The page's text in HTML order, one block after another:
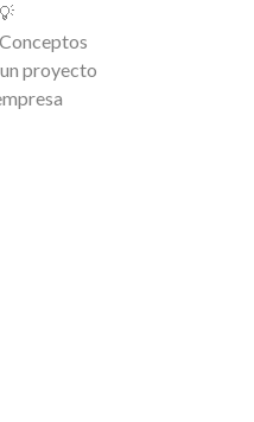
Conceptos
proyecto